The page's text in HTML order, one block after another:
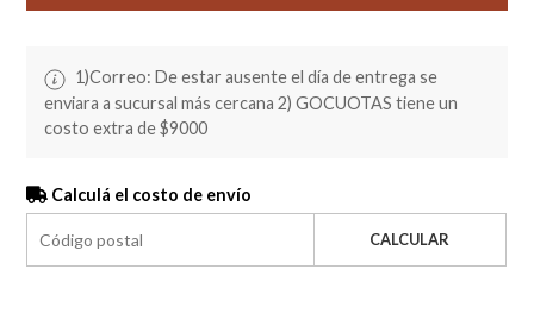
1)Correo: De estar ausente el día de entrega se
enviara a sucursal más cercana 2) GOCUOTAS tiene un
costo extra de $9000
Calculá el costo de envío
CALCULAR